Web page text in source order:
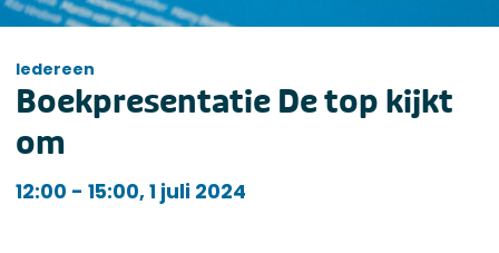
Iedereen
Boekpresentatie De top kijkt
om
Iedereen
12:00 - 15:00, 1 juli 2024